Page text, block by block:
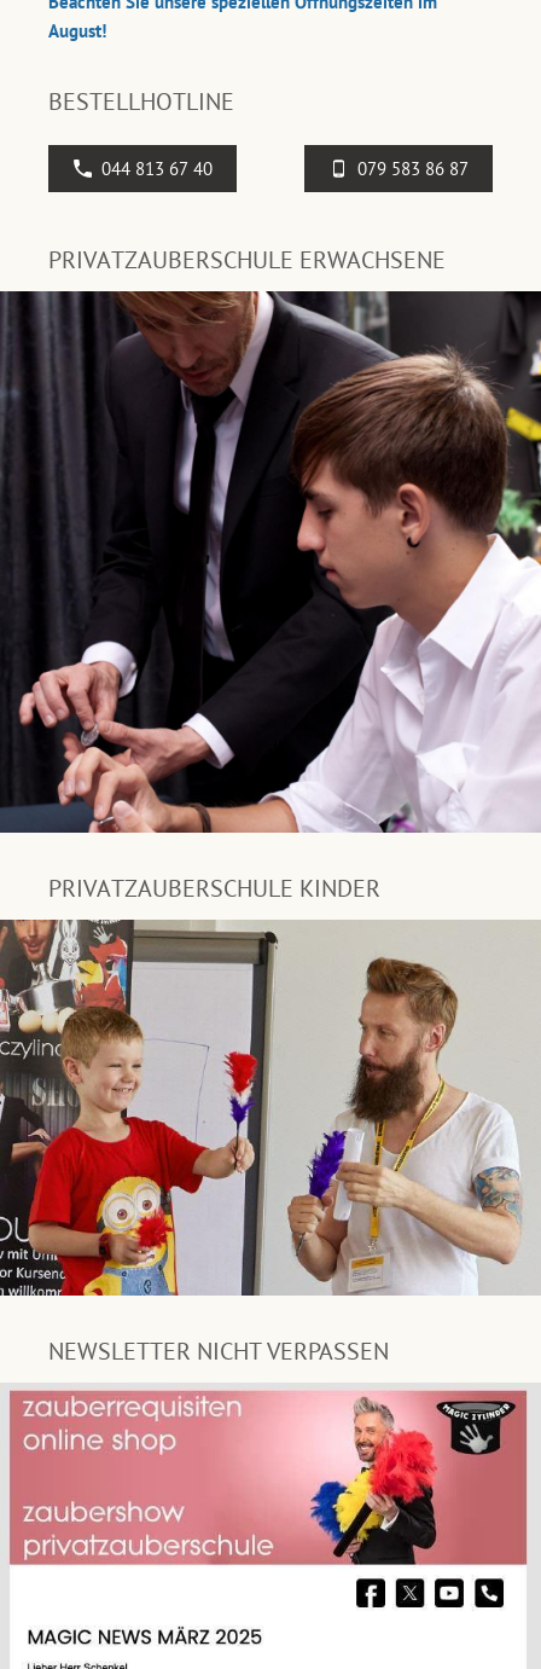
August!
BESTELLHOTLINE
044 813 67 40 079 583 86 87
PRIVATZAUBERSCHULE ERWACHSENE
PRIVATZAUBERSCHULE KINDER
NEWSLETTER NICHT VERPASSEN